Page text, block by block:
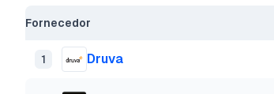
Fornecedor
1 Druva